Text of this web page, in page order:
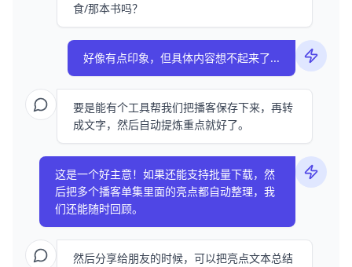
食/那本书吗？
好像有点印象，但具体内容想不起来了...
要是能有个工具帮我们把播客保存下来，再转
成文字，然后自动提炼重点就好了。
这是一个好主意！如果还能支持批量下载，然
后把多个播客单集里面的亮点都自动整理，我
们还能随时回顾。
然后分享给朋友的时候，可以把亮点文本总结